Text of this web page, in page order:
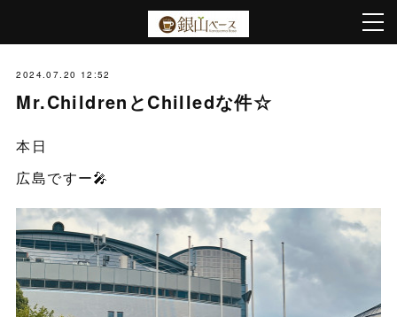
2024.07.20 12:52
Mr.ChildrenとChilledな件☆
本日
広島ですー🎤